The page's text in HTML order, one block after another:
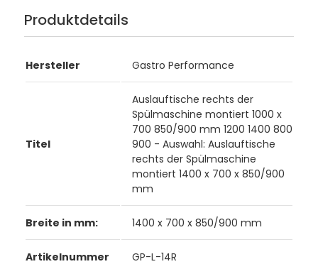
Produktdetails
Hersteller Gastro Performance
Titel
Auslauftische rechts der
Spülmaschine montiert 1000 x
700 850/900 mm 1200 1400 800
900 - Auswahl: Auslauftische
rechts der Spülmaschine
montiert 1400 x 700 x 850/900
mm
Breite in mm: 1400 x 700 x 850/900 mm
Artikelnummer GP-L-14R